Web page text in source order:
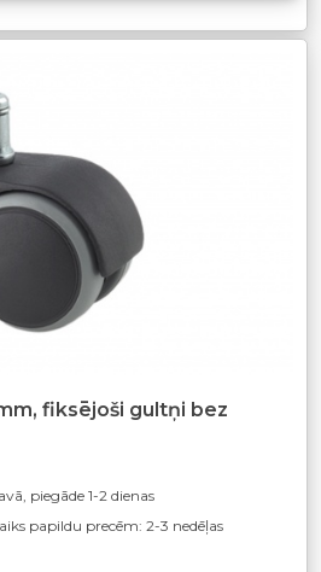
fiksējoši gultņi bez
piegāde 1-2 dienas
papildu precēm: 2-3 nedēļas